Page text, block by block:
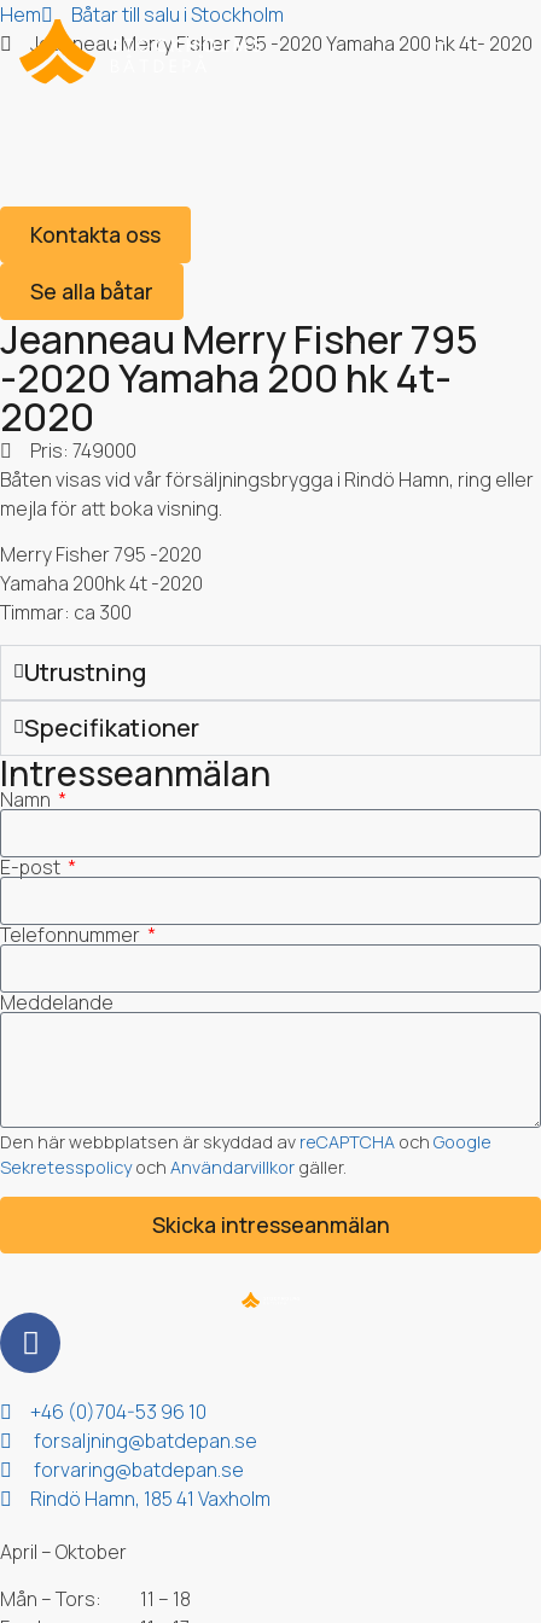
Hem
Båtar till salu i Stockholm
Jeanneau Merry Fisher 795 -2020 Yamaha 200 hk 4t- 2020
Jeanneau Merry Fisher
Kontakta oss
Se alla båtar
Jeanneau Merry Fisher 795
-2020 Yamaha 200 hk 4t-
2020
Pris: 749000
Båten visas vid vår försäljningsbrygga i Rindö Hamn, ring eller
mejla för att boka visning.
Merry Fisher 795 -2020
Yamaha 200hk 4t -2020
Timmar: ca 300
Utrustning
Specifikationer
Intresseanmälan
Namn
E-post
Telefonnummer
Meddelande
Den här webbplatsen är skyddad av reCAPTCHA och Google
Sekretesspolicyoch Användarvillkor gäller.
Skicka intresseanmälan
+46 (0)704-53 96 10
forsaljning@batdepan.se
forvaring@batdepan.se
Rindö Hamn, 185 41 Vaxholm
April – Oktober
Mån – Tors:
11 – 18